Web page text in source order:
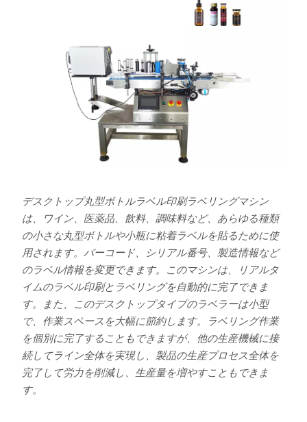
デスクトップ丸型ボトルラベル印刷ラベリングマシン
は、ワイン、医薬品、飲料、調味料など、あらゆる種類
の小さな丸型ボトルや小瓶に粘着ラベルを貼るために使
用されます。バーコード、シリアル番号、製造情報など
のラベル情報を変更できます。このマシンは、リアルタ
イムのラベル印刷とラベリングを自動的に完了できま
す。また、このデスクトップタイプのラベラーは小型
で、作業スペースを大幅に節約します。ラベリング作業
を個別に完了することもできますが、他の生産機械に接
続してライン全体を実現し、製品の生産プロセス全体を
完了して労力を削減し、生産量を増やすこともできま
す。